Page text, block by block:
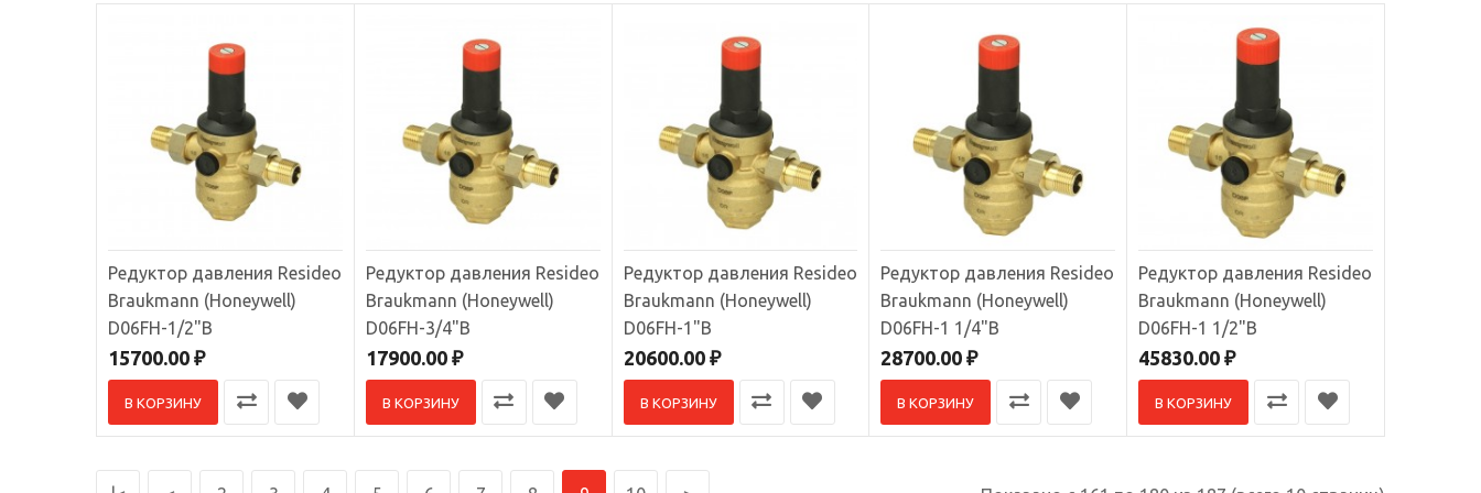
Редуктор давления Resideo Braukmann (Honeywell) TM200-3/4"A
Редуктор давления Honeywell TM200-3/4"A..
9300.00 ₽
В сравнение
В избранное
Редуктор давления Resideo Braukmann (Honeywell) D06F-3/4"B
Клапан-редуктор давления Honeywell D06F-3/4"B. Используется для регулировки давления в
системе ..
В КОРЗИНУ
В сравнение
Редуктор давления Resideo
Braukmann (Honeywell)
D06FH-1/2"B
15700.00 ₽
В КОРЗИНУ
Редуктор давления Resideo
Braukmann (Honeywell)
D06FH-3/4"B
17900.00 ₽
В КОРЗИНУ
Редуктор давления Resideo
Braukmann (Honeywell)
D06FH-1"B
20600.00 ₽
В КОРЗИНУ
Редуктор давления Resideo
Braukmann (Honeywell)
D06FH-1 1/4"B
28700.00 ₽
В КОРЗИНУ
Редуктор давления Resideo
Braukmann (Honeywell)
D06FH-1 1/2"B
45830.00 ₽
В КОРЗИНУ